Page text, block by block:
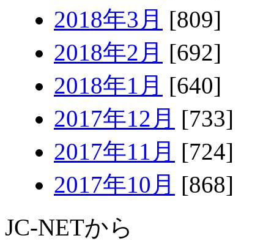
2018年3月 [809]
2018年2月 [692]
2018年1月 [640]
2017年12月 [733]
2017年11月 [724]
2017年10月 [868]
JC-NETから